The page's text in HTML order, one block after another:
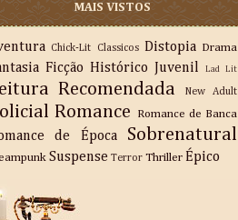
MAIS VISTOS
Chick-Lit Classicos Distopia Drama
Ficção Histórico Juvenil Lad Lit
Recomendada New Adult
Romance Romance de Banca
de Época Sobrenatural
Suspense Terror Thriller Épico